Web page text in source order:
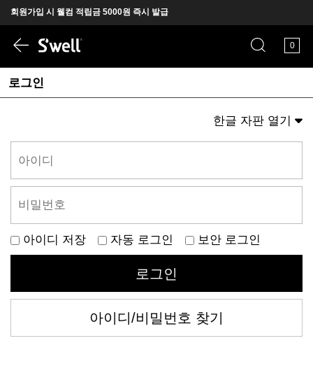
회원가입 시 웰컴 적립금 5000원 즉시 발급
뉴욕에서 온 프리미엄 텀블러 S'well
0
로그인
한글 자판 열기
아이디 저장 자동 로그인 보안 로그인
로그인
아이디/비밀번호 찾기